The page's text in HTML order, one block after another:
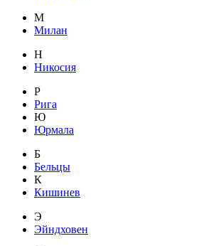
М
Милан
Н
Никосия
Р
Рига
Ю
Юрмала
Б
Бельцы
К
Кишинев
Э
Эйндховен